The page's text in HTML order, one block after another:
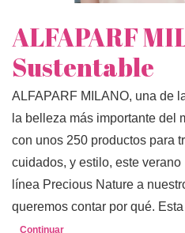
ALFAPARF
Sustentable
ALFAPARF MILANO, una de
la belleza más importante del
con unos 250 productos para
cuidados, y estilo, este
línea Precious Nature a
queremos contar por qué.
Continuar